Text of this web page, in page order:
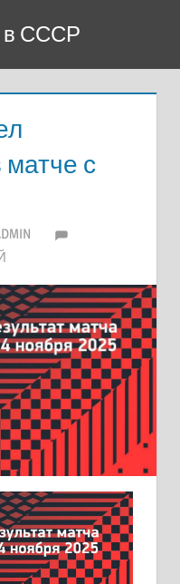
в СССР
с